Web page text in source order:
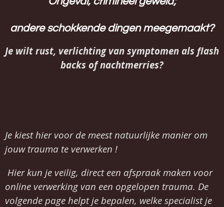
andere schokkende dingen meegemaakt?
Je wilt rust, verlichting van symptomen als flash
backs of nachtmerries?
Je kiest hier voor de meest natuurlijke manier om
jouw trauma te verwerken !
Hier kun je veilig, direct een afspraak maken voor
online verwerking van een opgelopen trauma. De
volgende page helpt je bepalen, welke specialist je